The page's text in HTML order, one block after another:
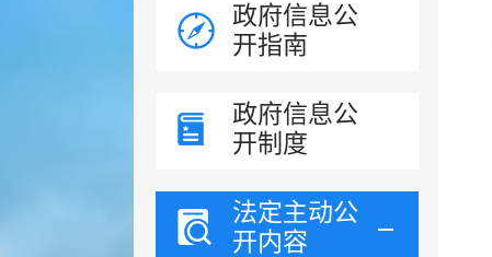
政府信息公
开指南
政府信息公
开制度
法定主动公
开内容